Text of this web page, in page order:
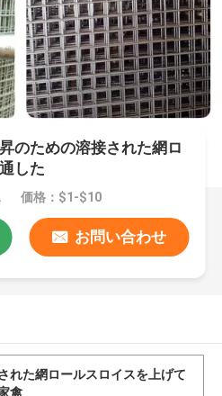
のための溶接された網ロ
した
きます 価格：$1-$10
お問い合わせ
れた網ロールスロイスを上げて
禽